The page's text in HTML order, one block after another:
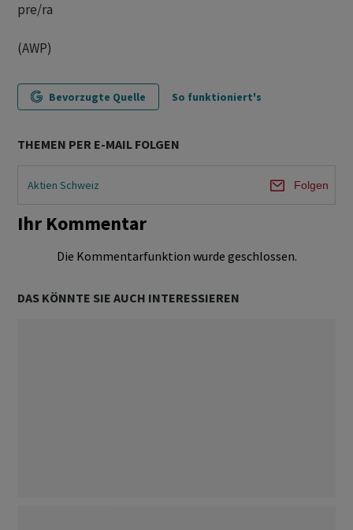
pre/ra
(AWP)
Bevorzugte Quelle So funktioniert's
THEMEN PER E-MAIL FOLGEN
Aktien Schweiz Folgen
Ihr Kommentar
Die Kommentarfunktion wurde geschlossen.
DAS KÖNNTE SIE AUCH INTERESSIEREN